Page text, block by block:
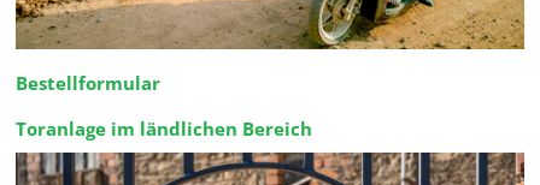
Bestellformular
Toranlage im ländlichen Bereich